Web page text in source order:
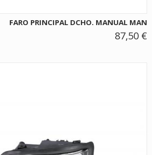
FARO PRINCIPAL DCHO. MANUAL MAN
87,50 €